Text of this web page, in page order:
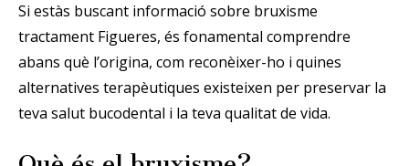
Si estàs buscant informació sobre bruxisme
tractament Figueres, és fonamental comprendre
abans què l’origina, com reconèixer-ho i quines
alternatives terapèutiques existeixen per preservar la
teva salut bucodental i la teva qualitat de vida.